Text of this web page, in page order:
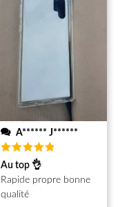
A****** J******
Note5
sur 5
Au top 👌
Rapide propre bonne
qualité